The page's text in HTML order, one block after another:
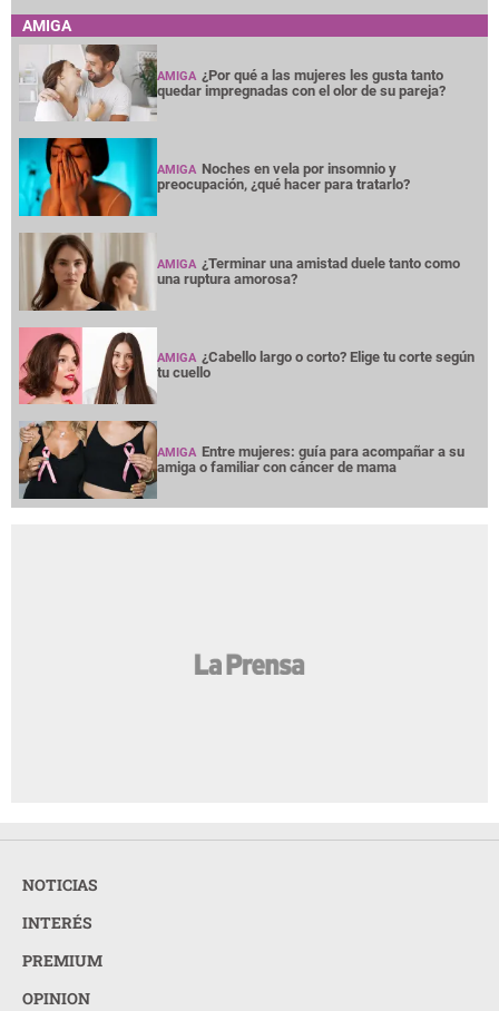
AMIGA
AMIGA ¿Por qué a las mujeres les gusta tanto
quedar impregnadas con el olor de su pareja?
AMIGA Noches en vela por insomnio y
preocupación, ¿qué hacer para tratarlo?
AMIGA ¿Terminar una amistad duele tanto como
una ruptura amorosa?
AMIGA ¿Cabello largo o corto? Elige tu corte según
tu cuello
AMIGA Entre mujeres: guía para acompañar a su
amiga o familiar con cáncer de mama
NOTICIAS
INTERÉS
PREMIUM
OPINION